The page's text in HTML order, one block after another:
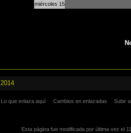
miércoles 15
Lo que enlaza aquí Cambios en enlazadas Subir
Esta página fue modificada por última vez el